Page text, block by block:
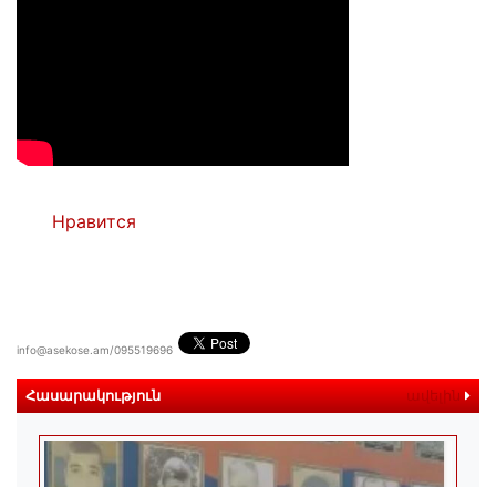
Нравится
info@asekose.am/095519696
Հասարակություն ավելին